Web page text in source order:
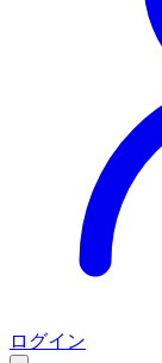
ログイン